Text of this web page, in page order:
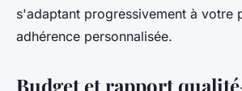
s'adaptant progressivement à votre
adhérence personnalisée.
Budget et rapport